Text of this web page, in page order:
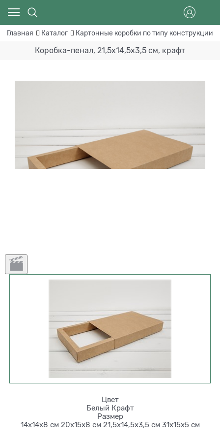
Главная Каталог Картонные коробки по типу конструкции
Коробка-пенал, 21,5х14,5х3,5 см, крафт
Цвет
Белый Крафт
Размер
14х14х8 см 20х15х8 см 21,5х14,5х3,5 см 31х15х5 см